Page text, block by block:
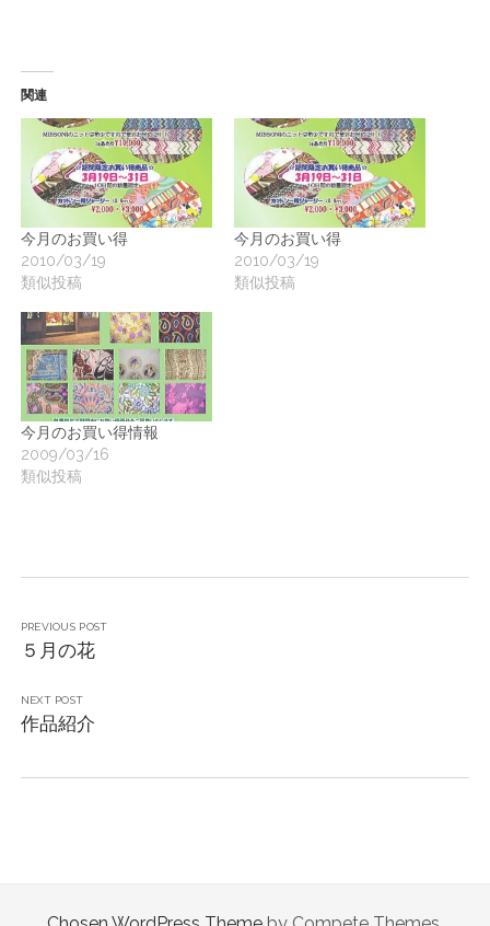
関連
今月のお買い得
2010/03/19
類似投稿
今月のお買い得
2010/03/19
類似投稿
今月のお買い得情報
2009/03/16
類似投稿
PREVIOUS POST
５月の花
NEXT POST
作品紹介